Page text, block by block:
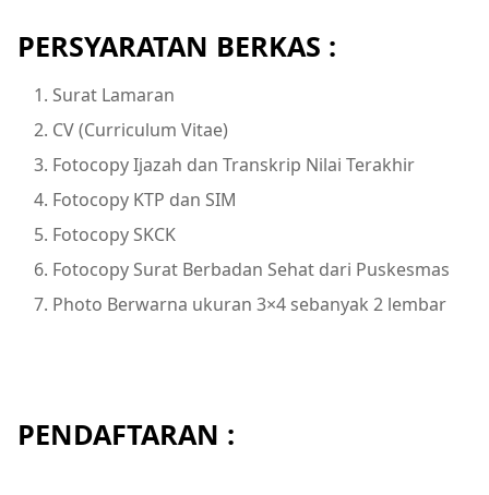
PERSYARATAN BERKAS :
Surat Lamaran
CV (Curriculum Vitae)
Fotocopy Ijazah dan Transkrip Nilai Terakhir
Fotocopy KTP dan SIM
Fotocopy SKCK
Fotocopy Surat Berbadan Sehat dari Puskesmas
Photo Berwarna ukuran 3×4 sebanyak 2 lembar
PENDAFTARAN :